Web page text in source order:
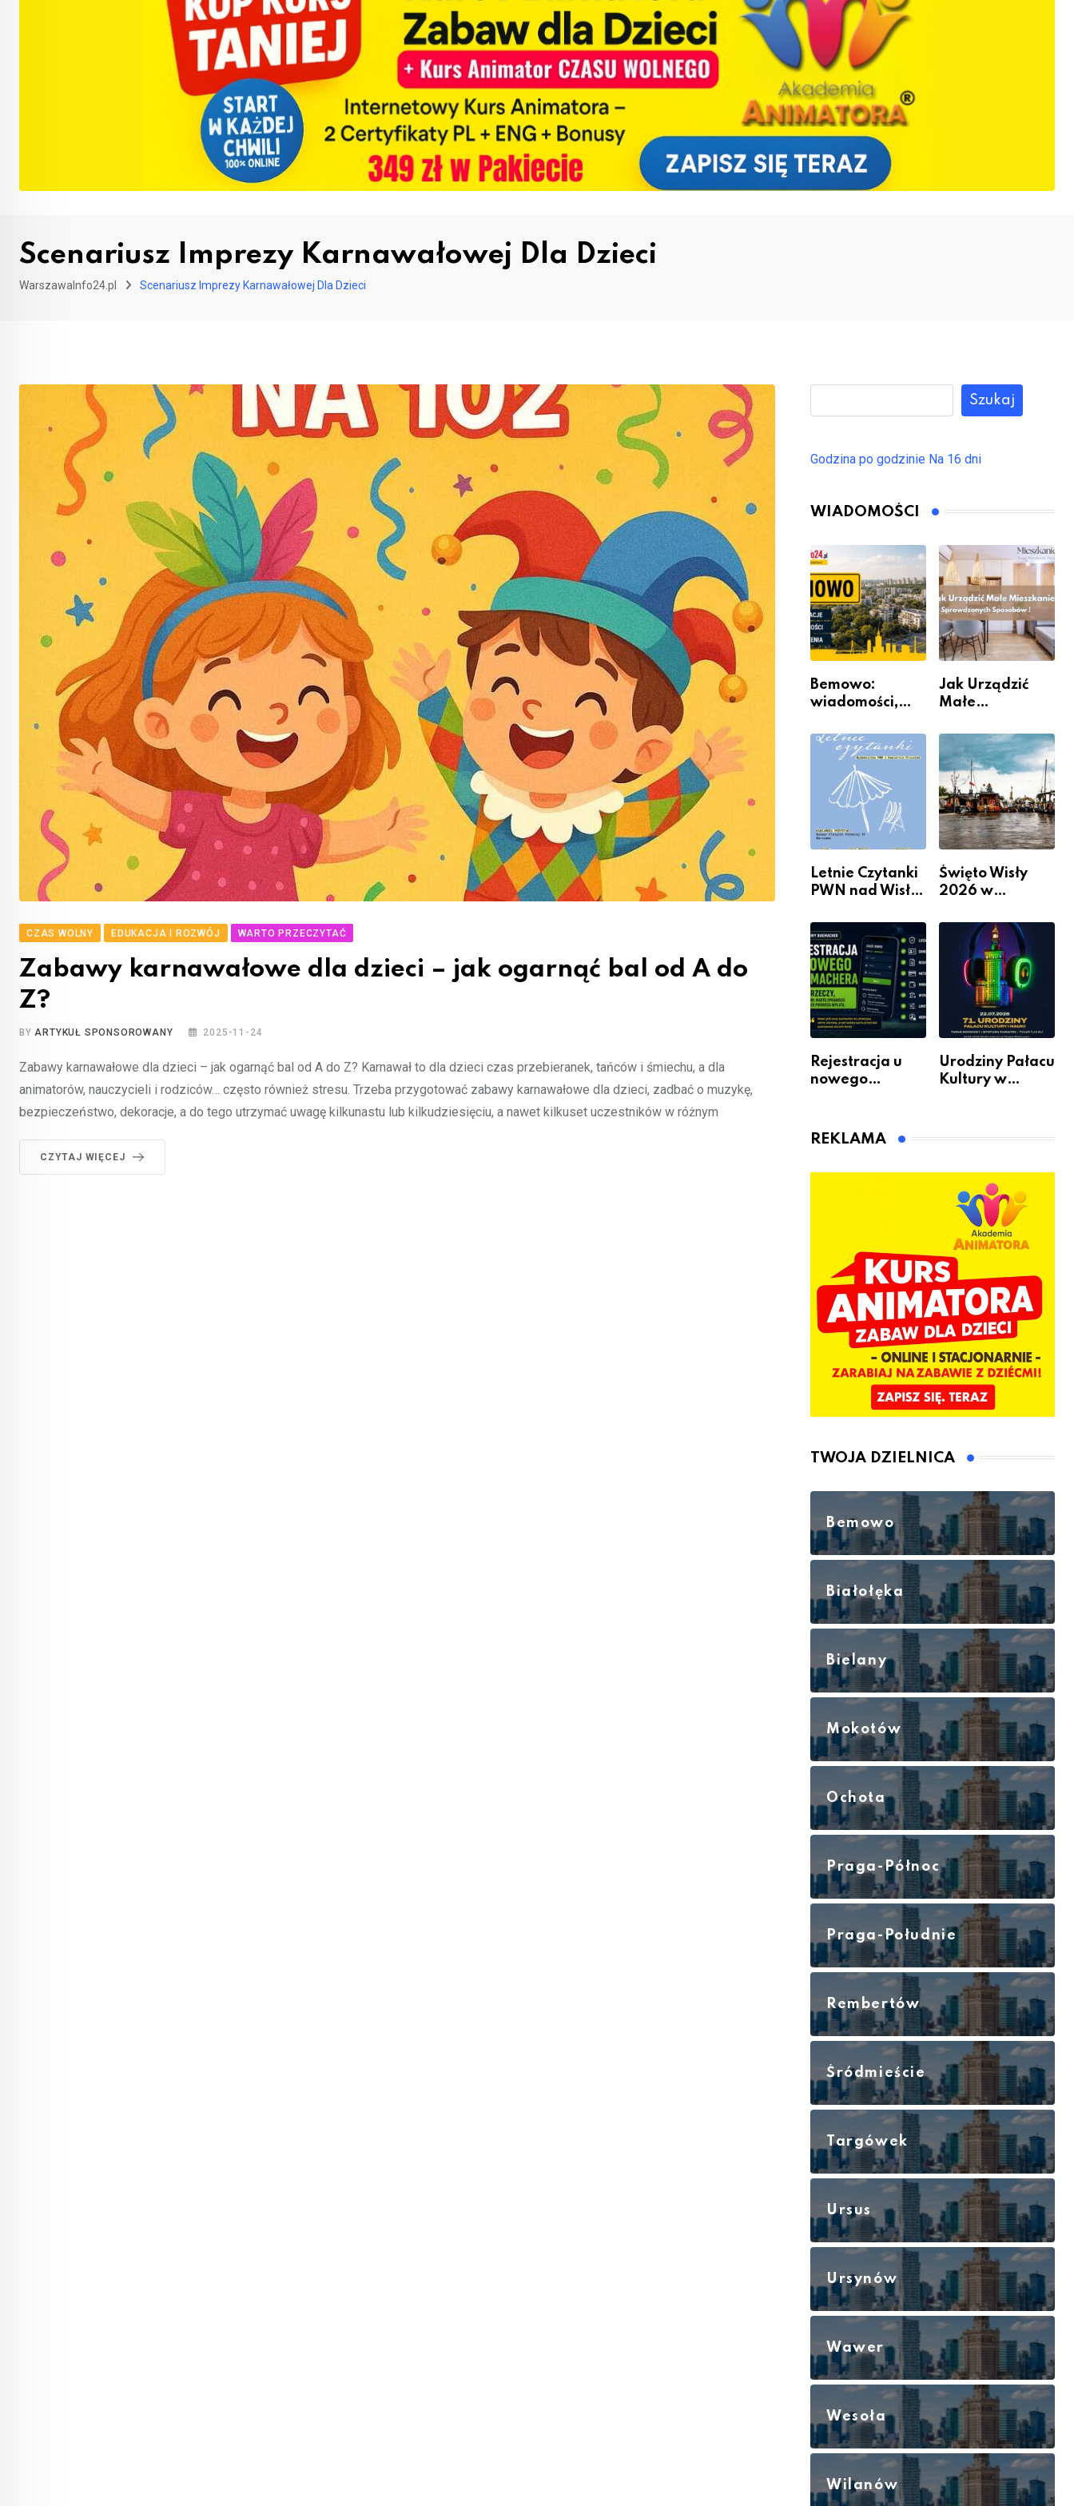
Scenariusz Imprezy Karnawałowej Dla Dzieci
WarszawaInfo24.pl Scenariusz Imprezy Karnawałowej Dla Dzieci
CZAS WOLNY EDUKACJA I ROZWÓJ WARTO PRZECZYTAĆ
Zabawy karnawałowe dla dzieci – jak ogarnąć bal od A do
Z?
BY ARTYKUŁ SPONSOROWANY 2025-11-24
Zabawy karnawałowe dla dzieci – jak ogarnąć bal od A do Z? Karnawał to dla dzieci czas przebieranek, tańców i śmiechu, a dla
animatorów, nauczycieli i rodziców… często również stresu. Trzeba przygotować zabawy karnawałowe dla dzieci, zadbać o muzykę,
bezpieczeństwo, dekoracje, a do tego utrzymać uwagę kilkunastu lub kilkudziesięciu, a nawet kilkuset uczestników w różnym
CZYTAJ WIĘCEJ
Szukaj
Godzina po godzinie Na 16 dni
WIADOMOŚCI
Bemowo:
wiadomości,
wydarzenia z
dzielnicy
Jak Urządzić
Małe
Sposobów Na
Więcej
Przestrzeni Bez
Kosztownego
Remontu
Letnie Czytanki
PWN nad Wisłą.
książką, kawą i
chwilą dla
siebie
Święto Wisły
2026 w
kiedy, gdzie i co
się będzie działo
2 sierpnia
Rejestracja u
nowego
warto
Urodziny Pałacu
Kultury w
REKLAMA
TWOJA DZIELNICA
Bemowo
Białołęka
Bielany
Mokotów
Ochota
Praga-Północ
Praga-Południe
Rembertów
Śródmieście
Targówek
Ursus
Ursynów
Wawer
Wesoła
Wilanów